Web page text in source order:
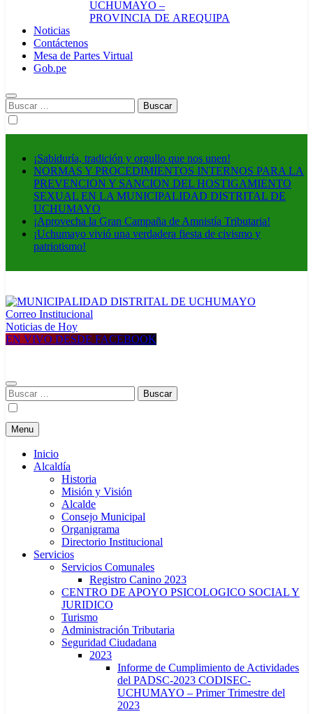
UCHUMAYO –
PROVINCIA DE AREQUIPA
Noticias
Contáctenos
Mesa de Partes Virtual
Gob.pe
Buscar:
¡Sabiduría, tradición y orgullo que nos unen!
NORMAS Y PROCEDIMIENTOS INTERNOS PARA LA
PREVENCION Y SANCION DEL HOSTIGAMIENTO
SEXUAL EN LA MUNICIPALIDAD DISTRITAL DE
UCHUMAYO
¡Aprovecha la Gran Campaña de Amnistía Tributaria!
¡Uchumayo vivió una verdadera fiesta de civismo y
patriotismo!
MUNICIPALIDAD DISTRITAL DE UCHUMAYO
Construyendo una nueva Historia
Correo Institucional
Noticias de Hoy
EN VIVO DESDE FACEBOOK
Buscar:
Menu
Inicio
Alcaldía
Historia
Misión y Visión
Alcalde
Consejo Municipal
Organigrama
Directorio Institucional
Servicios
Servicios Comunales
Registro Canino 2023
CENTRO DE APOYO PSICOLOGICO SOCIAL Y
JURIDICO
Turismo
Administración Tributaria
Seguridad Ciudadana
2023
Informe de Cumplimiento de Actividades
del PADSC-2023 CODISEC-
UCHUMAYO – Primer Trimestre del
2023